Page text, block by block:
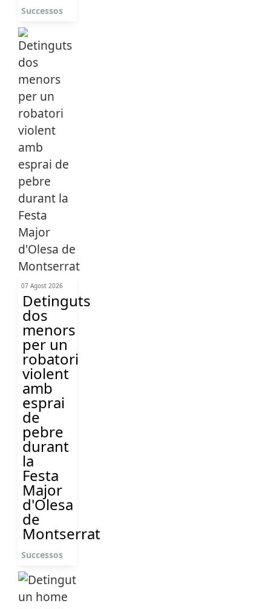
Successos
07 Agost 2026
Detinguts
dos
menors
per un
robatori
violent
amb
esprai
de
pebre
durant
la
Festa
Major
d'Olesa
de
Montserrat
Successos